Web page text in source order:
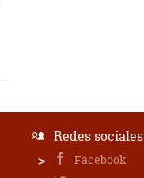
Redes sociales
Facebook